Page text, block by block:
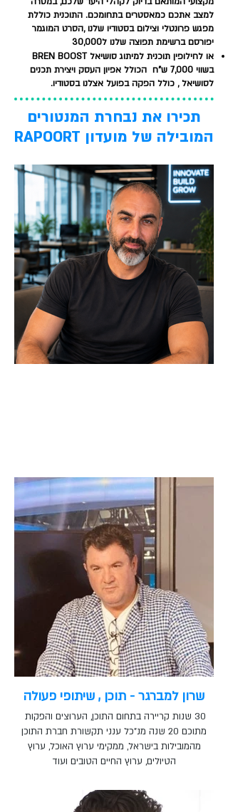
למצב אתכם כמאסטרים בתחומכם. התוכנית כוללת
מפגש פרונטלי וצילום בסטודיו שלנו ,הסרט המוגמר
יפורסם ברשימת תפוצה שלנו ל30,000
או לחילופין תוכנית למיתוג סושיאל BREN BOOST
בשווי 7,000 ש"ח הכולל אפיון העסק ויצירת תכנים
לסושיאל , כולל הפקה בפועל אצלנו בסטודיו.
תכירו את נבחרת המנטורים
המובילה של מועדון RAPOORT
שרון למברגר - תוכן , שיתופי פעולה
30 שנות קריירה בתחום התוכן, הערוצים והפקות
מתוכם 20 שנה מנ"כל ענני תקשורת חברת התוכן
מהמובילות בישראל, ממקימי ערוץ האוכל, ערוץ
הטיולים, ערוץ החיים הטובים ועוד